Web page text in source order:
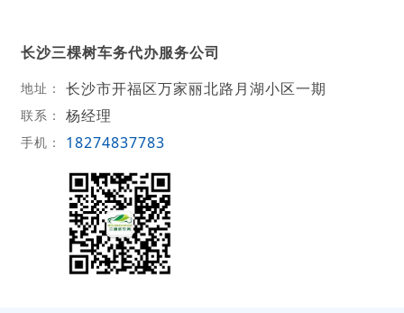
长沙三棵树车务代办服务公司
地址： 长沙市开福区万家丽北路月湖小区一期
联系： 杨经理
手机： 18274837783